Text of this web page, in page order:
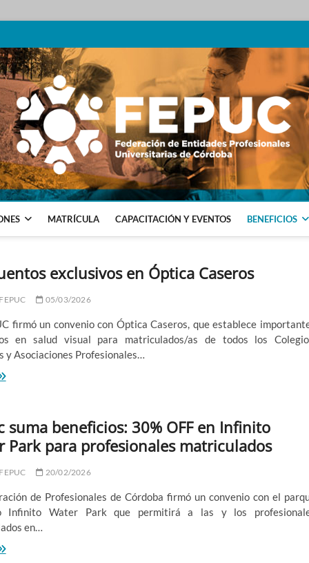
UNIVERSITARIAS DE CÓRDOBA
MATRÍCULA CAPACITACIÓN Y EVENTOS BENEFICIOS
exclusivos en Óptica Caseros
05/03/2026
firmó un convenio con Óptica Caseros, que establece
en salud visual para matriculados/as de todos los
y Asociaciones Profesionales…
suma beneficios: 30% OFF en Infinito
Park para profesionales matriculados
20/02/2026
de Profesionales de Córdoba firmó un convenio con el
Infinito Water Park que permitirá a las y los
en…